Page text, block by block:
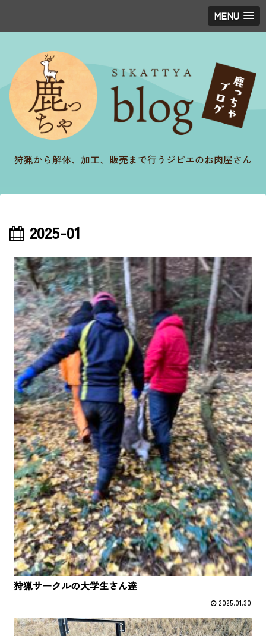
MENU
狩猟から解体、加工、販売まで行うジビエのお肉屋さん
2025-01
狩猟サークルの大学生さん達
2025.01.30